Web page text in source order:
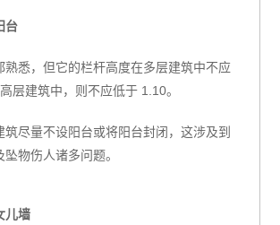
台
熟悉，但它的栏杆高度在多层建筑中不应
层建筑中，则不应低于 1.10。
筑尽量不设阳台或将阳台封闭，这涉及到
物伤人诸多问题。
儿墙